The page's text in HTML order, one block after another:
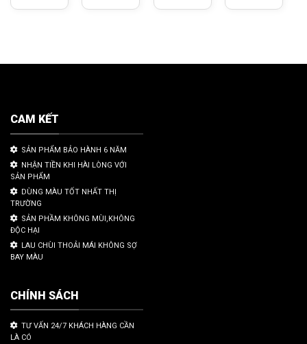
CAM KẾT
SẢN PHẨM BẢO HÀNH 6 NĂM
NHẬN TIỀN KHI HÀI LÒNG VỚI
SẢN PHẨM
DÙNG MÀU TỐT NHẤT THỊ
TRƯỜNG
SẢN PHẦM KHÔNG MÙI,KHÔNG
ĐỘC HẠI
LAU CHÙI THOẢI MÁI KHÔNG SỢ
BAY MÀU
CHÍNH SÁCH
TƯ VẤN 24/7 KHÁCH HÀNG CẦN
LÀ CÓ